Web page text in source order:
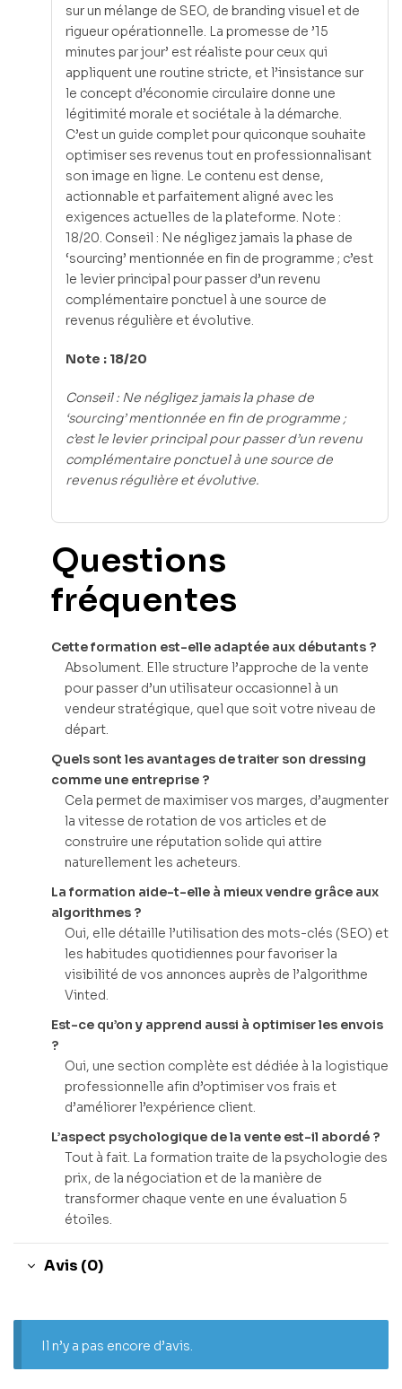
sur un mélange de SEO, de branding visuel et de
rigueur opérationnelle. La promesse de ’15
minutes par jour’ est réaliste pour ceux qui
appliquent une routine stricte, et l’insistance sur
le concept d’économie circulaire donne une
légitimité morale et sociétale à la démarche.
C’est un guide complet pour quiconque souhaite
optimiser ses revenus tout en professionnalisant
son image en ligne. Le contenu est dense,
actionnable et parfaitement aligné avec les
exigences actuelles de la plateforme. Note :
18/20. Conseil : Ne négligez jamais la phase de
‘sourcing’ mentionnée en fin de programme ; c’est
le levier principal pour passer d’un revenu
complémentaire ponctuel à une source de
revenus régulière et évolutive.
Note : 18/20
Conseil : Ne négligez jamais la phase de
‘sourcing’ mentionnée en fin de programme ;
c’est le levier principal pour passer d’un revenu
complémentaire ponctuel à une source de
revenus régulière et évolutive.
Questions
fréquentes
Cette formation est-elle adaptée aux débutants ?
Absolument. Elle structure l’approche de la vente
pour passer d’un utilisateur occasionnel à un
vendeur stratégique, quel que soit votre niveau de
départ.
Quels sont les avantages de traiter son dressing
comme une entreprise ?
Cela permet de maximiser vos marges, d’augmenter
la vitesse de rotation de vos articles et de
construire une réputation solide qui attire
naturellement les acheteurs.
La formation aide-t-elle à mieux vendre grâce aux
algorithmes ?
Oui, elle détaille l’utilisation des mots-clés (SEO) et
les habitudes quotidiennes pour favoriser la
visibilité de vos annonces auprès de l’algorithme
Vinted.
Est-ce qu’on y apprend aussi à optimiser les envois
?
Oui, une section complète est dédiée à la logistique
professionnelle afin d’optimiser vos frais et
d’améliorer l’expérience client.
L’aspect psychologique de la vente est-il abordé ?
Tout à fait. La formation traite de la psychologie des
prix, de la négociation et de la manière de
transformer chaque vente en une évaluation 5
étoiles.
Avis (0)
Il n’y a pas encore d’avis.